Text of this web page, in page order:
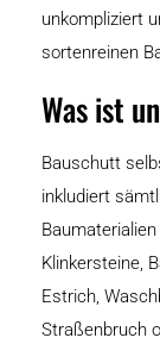
unkompliziert
sortenreinen
Was ist
Bauschutt
inkludiert
Klinkersteine,
Estrich,
Straßenbruch